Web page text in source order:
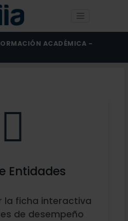
ACADÉMICA -
Entidades
la ficha interactiva
de desempeño